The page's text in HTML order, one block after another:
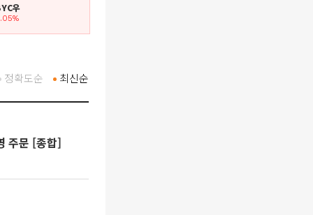
우
최신순
정확도순
주문 [종합]